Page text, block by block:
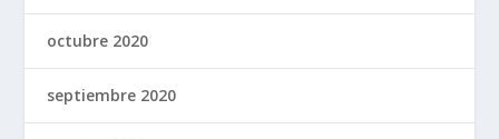
octubre 2020
septiembre 2020